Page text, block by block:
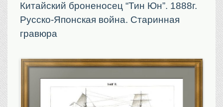
Старинные планы
Санкт-Петербург
Прочие
Китайский броненосец “Тин Юн”. 1888г.
Русско-Японская война. Старинная
гравюра